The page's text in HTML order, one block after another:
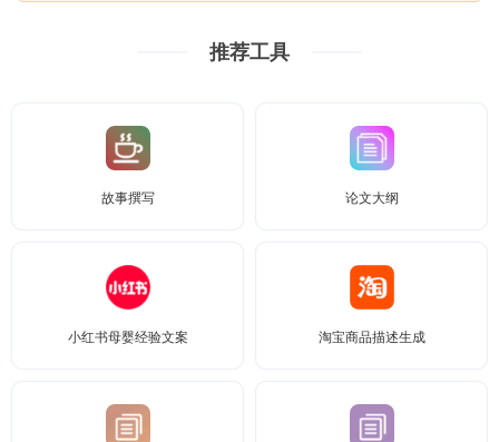
推荐工具
故事撰写 论文大纲
小红书母婴经验文案 淘宝商品描述生成